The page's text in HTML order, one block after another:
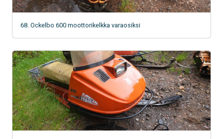
68. Ockelbo 600 moottorikelkka varaosiksi